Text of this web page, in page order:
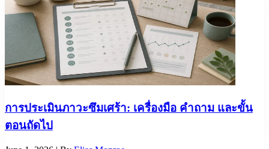
การประเมินภาวะซึมเศร้า: เครื่องมือ คำถาม และขั้น
ตอนถัดไป